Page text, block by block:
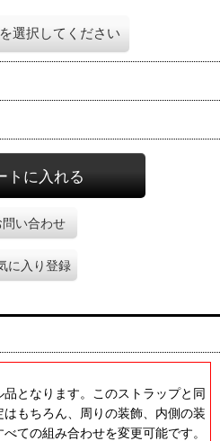
を選択してください
トに入れる
問い合わせ
に入り登録
となります。このストラップと同
もちろん、周りの装飾、内側の装
ての組み合わせを変更可能です。